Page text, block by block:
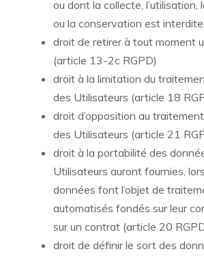
ou dont la collecte, l’utilisation,
ou la conservation est interdite
droit de retirer à tout moment
(article 13-2c RGPD)
droit à la limitation du
des Utilisateurs (article 18
droit d’opposition au
des Utilisateurs (article 21
droit à la portabilité des
Utilisateurs auront fournies,
données font l’objet de
automatisés fondés sur leur
sur un contrat (article 20
droit de définir le sort des